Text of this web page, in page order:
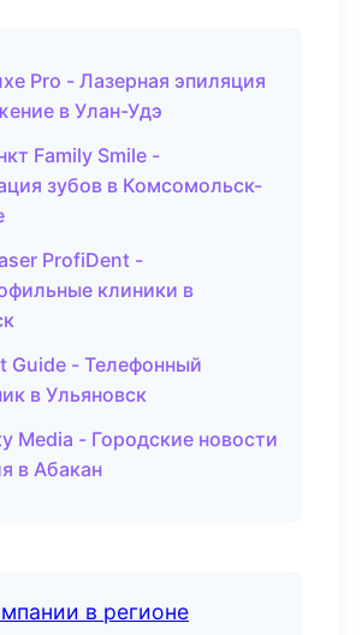
Pro - Лазерная эпиляция
в Улан-Удэ
Family Smile -
зубов в Комсомольск-
ProfiDent -
клиники в
Guide - Телефонный
в Ульяновск
Media - Городские новости
в Абакан
в регионе